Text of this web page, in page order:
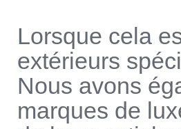
Lorsque cela
extérieurs
Nous avons
marques de